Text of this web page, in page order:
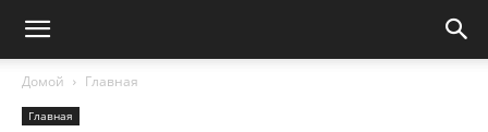
Домой Главная
Главная